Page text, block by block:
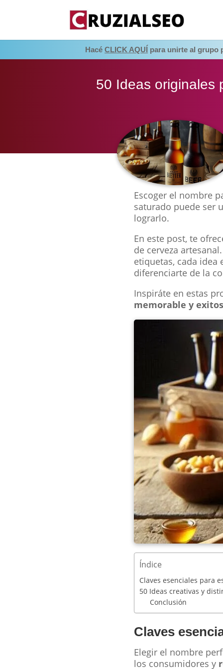
Hacé CLICK AQUÍ para unirte al grupo
50 Ideas originales
Escoger el nombre
saturado puede ser
lograrlo.
En este post, te
de cerveza
etiquetas, cada idea
diferenciarte de la
Inspiráte en estas
memorable y
Índice
Claves esenciales para
50 Ideas creativas y
Conclusión
Claves
Elegir el nombre
los consumidores y